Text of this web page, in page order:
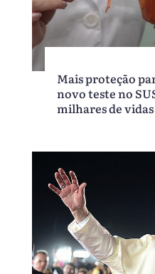
Mais proteção
novo teste no
milhares de vidas